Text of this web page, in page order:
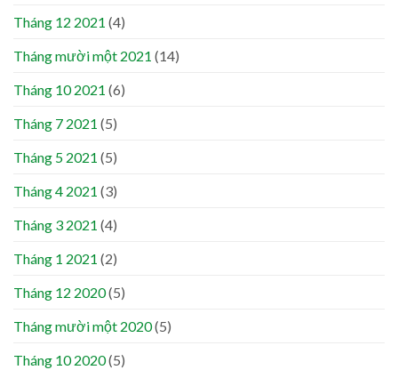
Tháng 12 2021 (4)
Tháng mười một 2021 (14)
Tháng 10 2021 (6)
Tháng 7 2021 (5)
Tháng 5 2021 (5)
Tháng 4 2021 (3)
Tháng 3 2021 (4)
Tháng 1 2021 (2)
Tháng 12 2020(5)
Tháng mười một 2020(5)
Tháng 10 2020(5)